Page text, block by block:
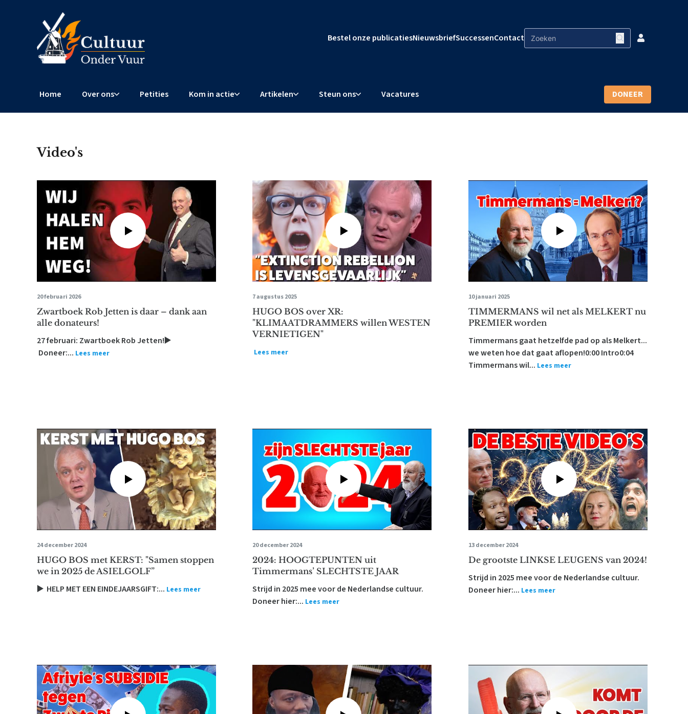
Bestel onze publicatiesNieuwsbriefSuccessenContact
Home Over ons Petities Kom in actie Artikelen Steun ons Vacatures DONEER
Video's
20 februari 2026
Zwartboek Rob Jetten is daar – dank aan
alle donateurs!
27 februari: Zwartboek Rob Jetten!▶️
Doneer:... Lees meer
7 augustus 2025
HUGO BOS over XR:
"KLIMAATDRAMMERS willen WESTEN
VERNIETIGEN"
Lees meer
10 januari 2025
TIMMERMANS wil net als MELKERT nu
PREMIER worden
Timmermans gaat hetzelfde pad op als Melkert...
we weten hoe dat gaat aflopen!0:00 Intro0:04
Timmermans wil... Lees meer
24 december 2024
HUGO BOS met KERST: "Samen stoppen
we in 2025 de ASIELGOLF”
▶️ HELP MET EEN EINDEJAARSGIFT:... Lees meer
20 december 2024
2024: HOOGTEPUNTEN uit
Timmermans’ SLECHTSTE JAAR
Strijd in 2025 mee voor de Nederlandse cultuur.
Doneer hier:... Lees meer
13 december 2024
De grootste LINKSE LEUGENS van 2024!
Strijd in 2025 mee voor de Nederlandse cultuur.
Doneer hier:... Lees meer